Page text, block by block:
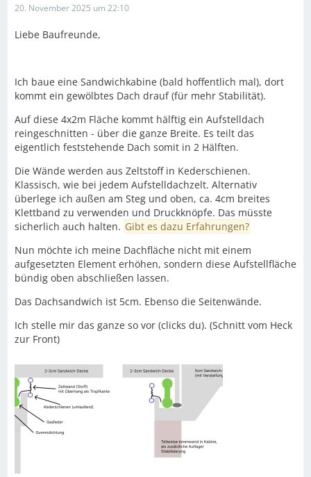
20. November 2025 um 22:10
Liebe Baufreunde,
Ich baue eine Sandwichkabine (bald hoffentlich mal), dort
kommt ein gewölbtes Dach drauf (für mehr Stabilität).
Auf diese 4x2m Fläche kommt hälftig ein Aufstelldach
reingeschnitten - über die ganze Breite. Es teilt das
eigentlich feststehende Dach somit in 2 Hälften.
Die Wände werden aus Zeltstoff in Kederschienen.
Klassisch, wie bei jedem Aufstelldachzelt. Alternativ
überlege ich außen am Steg und oben, ca. 4cm breites
Klettband zu verwenden und Druckknöpfe. Das müsste
sicherlich auch halten. Gibt es dazu Erfahrungen?
Nun möchte ich meine Dachfläche nicht mit einem
aufgesetzten Element erhöhen, sondern diese Aufstellfläche
bündig oben abschließen lassen.
Das Dachsandwich ist 5cm. Ebenso die Seitenwände.
Ich stelle mir das ganze so vor (clicks du). (Schnitt vom Heck
zur Front)